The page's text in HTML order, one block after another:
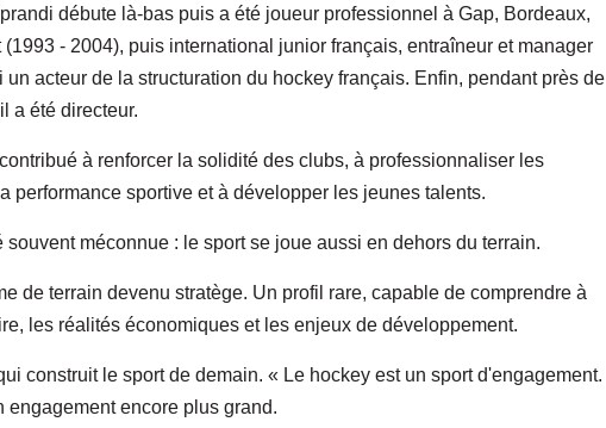
débute là-bas puis a été joueur professionnel à Gap, Bordeaux,
- 2004), puis international junior français, entraîneur et manager
acteur de la structuration du hockey français. Enfin, pendant près de
a été directeur.
à renforcer la solidité des clubs, à professionnaliser les
performance sportive et à développer les jeunes talents.
méconnue : le sport se joue aussi en dehors du terrain.
de terrain devenu stratège. Un profil rare, capable de comprendre à
les réalités économiques et les enjeux de développement.
construit le sport de demain. « Le hockey est un sport d'engagement.
engagement encore plus grand.